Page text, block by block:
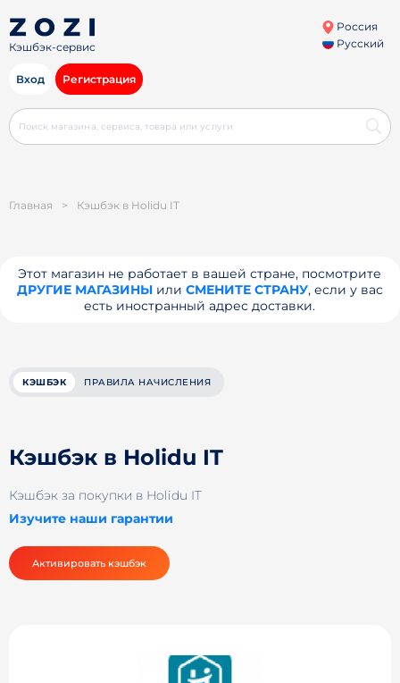
Кэшбэк-сервис
Россия
Русский
Вход Регистрация
Главная > Кэшбэк в Holidu IT
Этот магазин не работает в вашей стране, посмотрите
ДРУГИЕ МАГАЗИНЫили СМЕНИТЕ СТРАНУ, если у вас
есть иностранный адрес доставки.
КЭШБЭК ПРАВИЛА НАЧИСЛЕНИЯ
Кэшбэк в Holidu IT
Кэшбэк за покупки в Holidu IT
Изучите наши гарантии
Активировать кэшбэк